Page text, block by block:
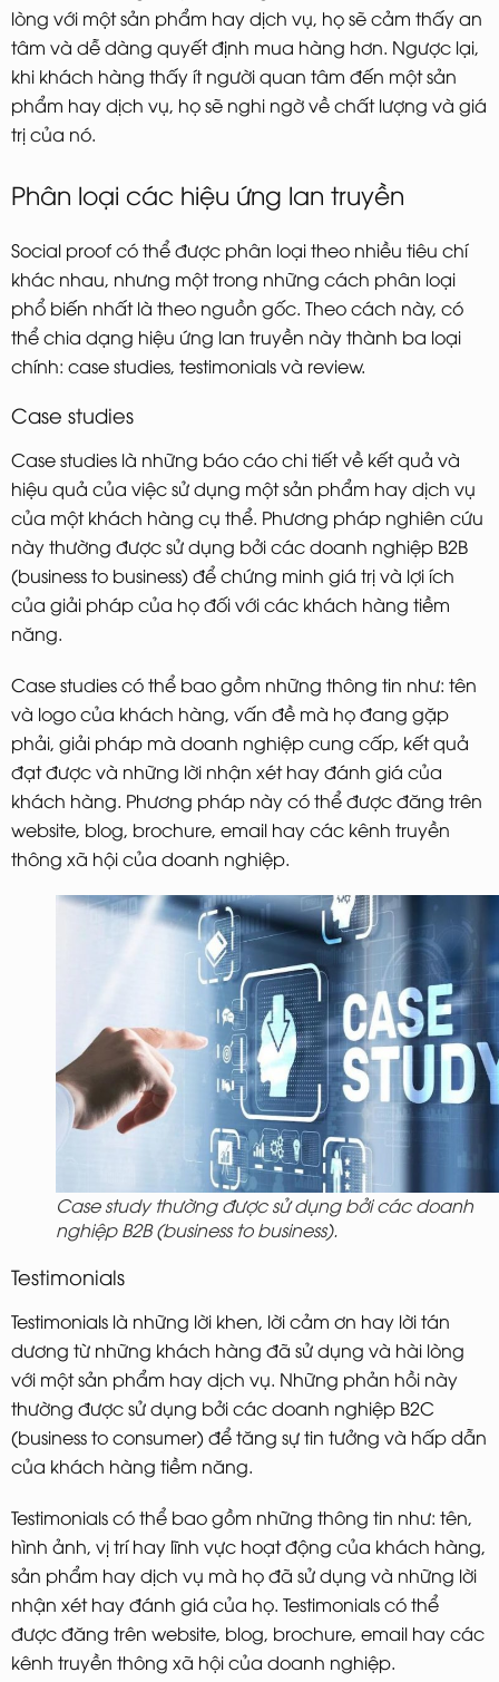
lòng với một sản phẩm hay dịch vụ, họ sẽ cảm thấy an
tâm và dễ dàng quyết định mua hàng hơn. Ngược lại,
khi khách hàng thấy ít người quan tâm đến một sản
phẩm hay dịch vụ, họ sẽ nghi ngờ về chất lượng và giá
trị của nó.
Phân loại các hiệu ứng lan truyền
Social proof có thể được phân loại theo nhiều tiêu chí
khác nhau, nhưng một trong những cách phân loại
phổ biến nhất là theo nguồn gốc. Theo cách này, có
thể chia dạng hiệu ứng lan truyền này thành ba loại
chính: case studies, testimonials và review.
Case studies
Case studies là những báo cáo chi tiết về kết quả và
hiệu quả của việc sử dụng một sản phẩm hay dịch vụ
của một khách hàng cụ thể. Phương pháp nghiên cứu
này thường được sử dụng bởi các doanh nghiệp B2B
(business to business) để chứng minh giá trị và lợi ích
của giải pháp của họ đối với các khách hàng tiềm
năng.
Case studies có thể bao gồm những thông tin như: tên
và logo của khách hàng, vấn đề mà họ đang gặp
phải, giải pháp mà doanh nghiệp cung cấp, kết quả
đạt được và những lời nhận xét hay đánh giá của
khách hàng. Phương pháp này có thể được đăng trên
website, blog, brochure, email hay các kênh truyền
thông xã hội của doanh nghiệp.
Case study thường được sử dụng bởi các doanh
nghiệp B2B (business to business).
Testimonials
Testimonials là những lời khen, lời cảm ơn hay lời tán
dương từ những khách hàng đã sử dụng và hài lòng
với một sản phẩm hay dịch vụ. Những phản hồi này
thường được sử dụng bởi các doanh nghiệp B2C
(business to consumer) để tăng sự tin tưởng và hấp dẫn
của khách hàng tiềm năng.
Testimonials có thể bao gồm những thông tin như: tên,
hình ảnh, vị trí hay lĩnh vực hoạt động của khách hàng,
sản phẩm hay dịch vụ mà họ đã sử dụng và những lời
nhận xét hay đánh giá của họ. Testimonials có thể
được đăng trên website, blog, brochure, email hay các
kênh truyền thông xã hội của doanh nghiệp.